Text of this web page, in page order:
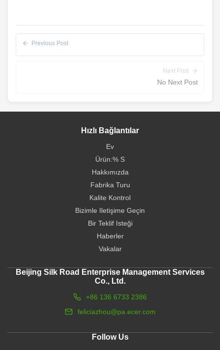
Previous Post
Next Post
No Next Post
Hızlı Bağlantılar
Ev
Ürün:% S
Hakkımızda
Fabrika Turu
Kalite Kontrol
Bizimle Iletişime Geçin
Bir Teklif Isteği
Haberler
Vakalar
Beijing Silk Road Enterprise Management Services
Co., Ltd.
+86 136 6733 2386
feliciazhou@pa.ecer.com
Follow Us